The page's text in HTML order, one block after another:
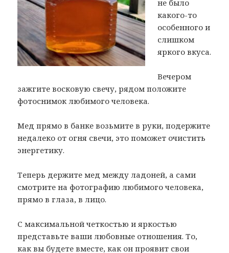
не было
какого-то
особенного и
слишком
яркого вкуса.
Вечером
зажгите восковую свечу, рядом положите
фотоснимок любимого человека.
Мед прямо в банке возьмите в руки, подержите
недалеко от огня свечи, это поможет очистить
энергетику.
Теперь держите мед между ладоней, а сами
смотрите на фотографию любимого человека,
прямо в глаза, в лицо.
С максимальной четкостью и яркостью
представьте ваши любовные отношения. То,
как вы будете вместе, как он проявит свои